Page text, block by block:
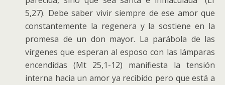
5,27). Debe saber vivir siempre de ese amor que
constantemente la regenera y la sostiene en la
promesa de un don mayor. La parábola de las
vírgenes que esperan al esposo con las lámparas
encendidas (Mt 25,1-12) manifiesta la tensión
interna hacia un amor ya recibido pero que está a